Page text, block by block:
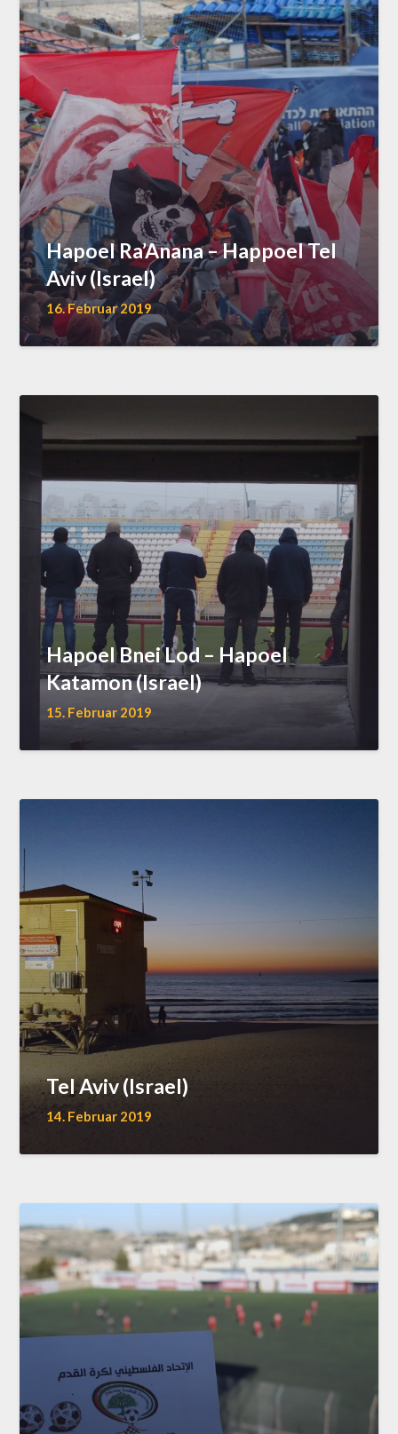
Hapoel Ra’Anana – Happoel Tel
Aviv (Israel)
16. Februar 2019
Hapoel Bnei Lod – Hapoel
Katamon (Israel)
15. Februar 2019
Tel Aviv (Israel)
14. Februar 2019